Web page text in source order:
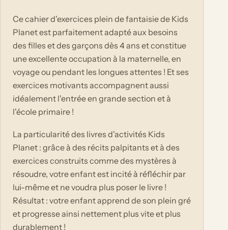
Ce cahier d'exercices plein de fantaisie de Kids
Planet est parfaitement adapté aux besoins
des filles et des garçons dès 4 ans et constitue
une excellente occupation à la maternelle, en
voyage ou pendant les longues attentes ! Et ses
exercices motivants accompagnent aussi
idéalement l'entrée en grande section et à
l'école primaire !
La particularité des livres d'activités Kids
Planet : grâce à des récits palpitants et à des
exercices construits comme des mystères à
résoudre, votre enfant est incité à réfléchir par
lui-même et ne voudra plus poser le livre !
Résultat : votre enfant apprend de son plein gré
et progresse ainsi nettement plus vite et plus
durablement !